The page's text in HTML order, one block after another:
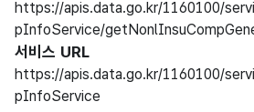
https://apis.data.go.kr/1160100/
pInfoService/
서비스 URL
https://apis.data.go.kr/1160100/
pInfoService